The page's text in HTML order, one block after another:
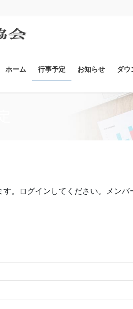
ホーム 行事予定 お知らせ ダウ
。ログインしてください。メン